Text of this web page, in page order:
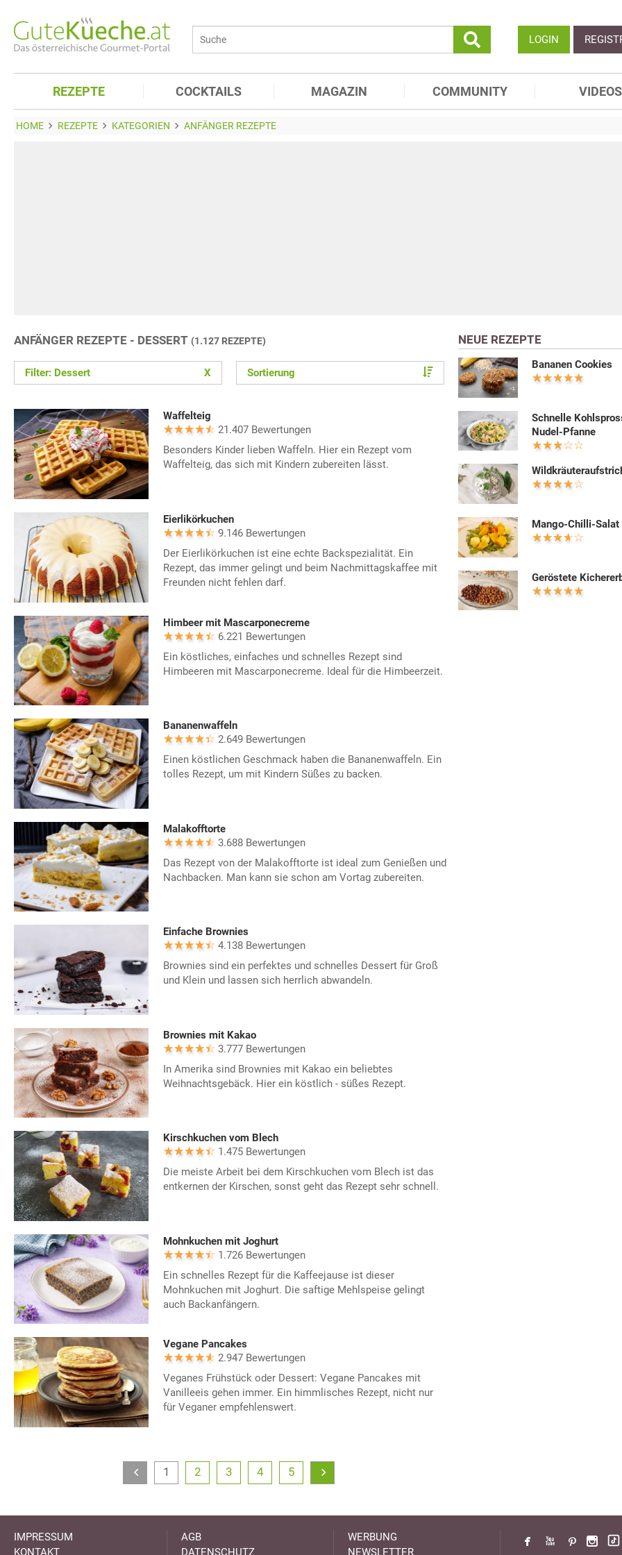
LOGIN
REZEPTE COCKTAILS MAGAZIN COMMUNITY VIDEOS
HOME REZEPTE KATEGORIEN ANFÄNGER REZEPTE
ANFÄNGER REZEPTE - DESSERT (1.127 REZEPTE)
Filter: Dessert X Sortierung
Waffelteig
21.407 Bewertungen
Besonders Kinder lieben Waffeln. Hier ein Rezept vom
Waffelteig, das sich mit Kindern zubereiten lässt.
Eierlikörkuchen
9.146 Bewertungen
Der Eierlikörkuchen ist eine echte Backspezialität. Ein
Rezept, das immer gelingt und beim Nachmittagskaffee mit
Freunden nicht fehlen darf.
Himbeer mit Mascarponecreme
6.221 Bewertungen
Ein köstliches, einfaches und schnelles Rezept sind
Himbeeren mit Mascarponecreme. Ideal für die Himbeerzeit.
Bananenwaffeln
2.649 Bewertungen
Einen köstlichen Geschmack haben die Bananenwaffeln. Ein
tolles Rezept, um mit Kindern Süßes zu backen.
Malakofftorte
3.688 Bewertungen
Das Rezept von der Malakofftorte ist ideal zum Genießen und
Nachbacken. Man kann sie schon am Vortag zubereiten.
Einfache Brownies
4.138 Bewertungen
Brownies sind ein perfektes und schnelles Dessert für Groß
und Klein und lassen sich herrlich abwandeln.
Brownies mit Kakao
3.777 Bewertungen
In Amerika sind Brownies mit Kakao ein beliebtes
Weihnachtsgebäck. Hier ein köstlich - süßes Rezept.
Kirschkuchen vom Blech
1.475 Bewertungen
Die meiste Arbeit bei dem Kirschkuchen vom Blech ist das
entkernen der Kirschen, sonst geht das Rezept sehr schnell.
Mohnkuchen mit Joghurt
1.726 Bewertungen
Ein schnelles Rezept für die Kaffeejause ist dieser
Mohnkuchen mit Joghurt. Die saftige Mehlspeise gelingt
auch Backanfängern.
Vegane Pancakes
2.947 Bewertungen
Veganes Frühstück oder Dessert: Vegane Pancakes mit
Vanilleeis gehen immer. Ein himmlisches Rezept, nicht nur
für Veganer empfehlenswert.
1 2 3 4 5
NEUE REZEPTE
Bananen Cookies
Schnelle
Nudel-Pfanne
Mango-Chilli-Salat
Geröstete
IMPRESSUM
KONTAKT
AGB
DATENSCHUTZ
WERBUNG
NEWSLETTER